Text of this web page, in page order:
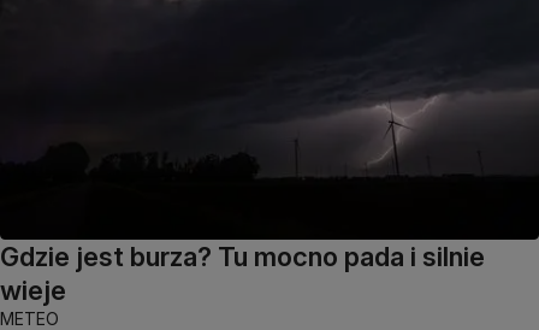
Gdzie jest burza? Tu mocno pada i silnie
wieje
METEO